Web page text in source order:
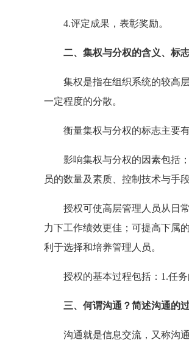
4.评定成果，表彰奖励。
二、集权与分权的含义、标
集权是指在组织系统的较高层
一定程度的分散。
衡量集权与分权的标志主要有
影响集权与分权的因素包括；
员的数量及素质、控制技术与手段
授权可使高层管理人员从日常
力下工作绩效更佳；可提高下属
利于选择和培养管理人员。
授权的基本过程包括：1.任务
三、何谓沟通？简述沟通的
沟通就是信息交流，又称沟通